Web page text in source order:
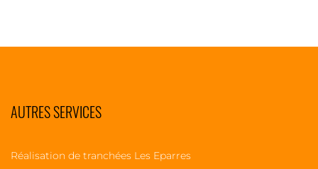
AUTRES SERVICES
Réalisation de tranchées Les Eparres